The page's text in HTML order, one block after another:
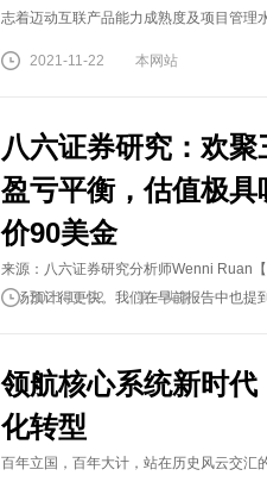
志着迈动互联产品能力成熟度及项目管理
2021-11-22 本网站
八六证券研究：欢
盈亏平衡，估值极
价90美金
来源：八六证券研究分析师Wenni Ruan
市场预计得更快。我们在早前报告中也提
2021-11-22 第一头条
领航核心系统新时
化转型
百年立国，百年大计，站在历史风云交汇